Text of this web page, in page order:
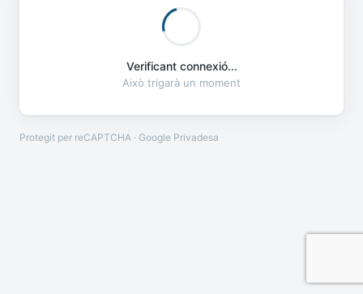
Verificant connexió...
Això trigarà un moment
Protegit per reCAPTCHA · Google Privadesa